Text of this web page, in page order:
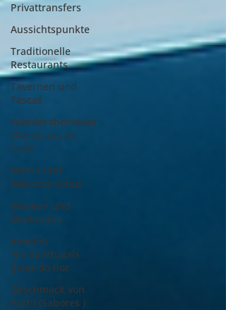
Privattransfers
Aussichtspunkte
Traditionelle
Restaurants
Tavernen und
Tascas
Wanderabenteuer
(Aventuras de
Cami
Weine und
Weintourismus
Museen und
Denkmäler
Juwelen
Nordportugals
(Joias do nor
Geschmack von
Porto (Sabores )